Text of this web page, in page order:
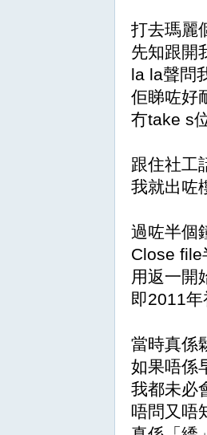
打去瑪麗
先知跟開
la la聲問
佢睇咗好
冇take s
跟住社工
我就出咗
過咗半個
Close file
用返一開
即2011年
當時真係
如果唔係
我都未必
唔問又唔